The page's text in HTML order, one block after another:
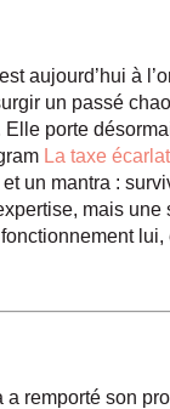
aujourd’hui à
un passé
porte
La taxe
un mantra :
mais
lui,
a remporté son